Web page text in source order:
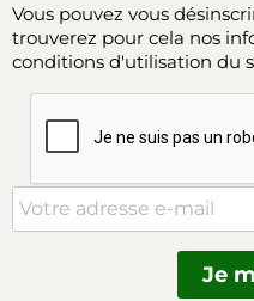
Vous pouvez vous
trouverez pour cela nos
conditions d'utilisation du